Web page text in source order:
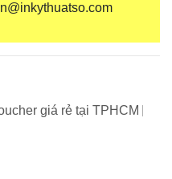
giá rẻ tại TPHCM